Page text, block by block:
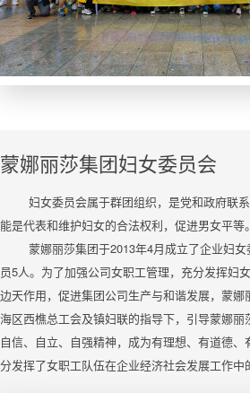
蒙娜丽莎集团妇女委员会
妇女委员会属于群团组织，是党和政府联系
能是代表和维护妇女的合法权利，促进男女平等。
蒙娜丽莎集团于2013年4月成立了企业妇女
员5人。为了加强公司女职工管理，充分发挥妇
边天作用，促进集团公司生产与和谐发展，蒙
海区西樵总工会及镇妇联的指导下，引导蒙娜丽
自信、自立、自强精神，成为有理想、有道德
分发挥了女职工队伍在企业经济社会发展工作中